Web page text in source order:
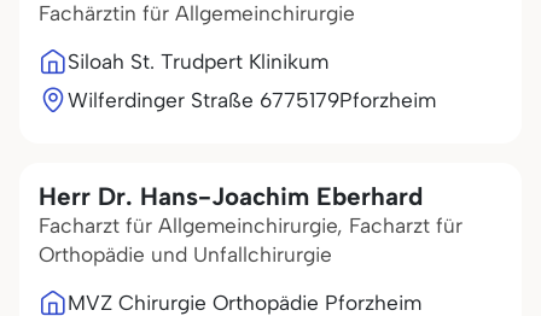
Fachärztin für Allgemeinchirurgie
Siloah St. Trudpert Klinikum
Wilferdinger Straße 6775179Pforzheim
Herr Dr. Hans-Joachim Eberhard
Facharzt für Allgemeinchirurgie, Facharzt für
Orthopädie und Unfallchirurgie
MVZ Chirurgie Orthopädie Pforzheim